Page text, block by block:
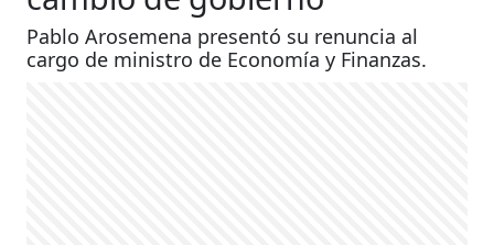
Pablo Arosemena presentó su renuncia al
cargo de ministro de Economía y Finanzas.